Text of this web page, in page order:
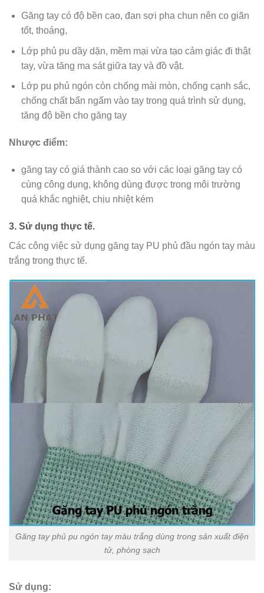
Găng tay có độ bền cao, đan sợi pha chun nên co giãn
tốt, thoáng,
Lớp phủ pu dầy dặn, mềm mại vừa tạo cảm giác đi thật
tay, vừa tăng ma sát giữa tay và đồ vật.
Lớp pu phủ ngón còn chống mài mòn, chống cạnh sắc,
chống chất bẩn ngấm vào tay trong quá trình sử dụng,
tăng độ bền cho găng tay
Nhược điểm:
găng tay có giá thành cao so với các loại găng tay có
cùng công dụng, không dùng được trong môi trường
quá khắc nghiệt, chịu nhiệt kém
3. Sử dụng thực tế.
Các công việc sử dụng găng tay PU phủ đầu ngón tay màu
trắng trong thực tế.
Găng tay phủ pu ngón tay màu trắng dùng trong sản xuất điện
tử, phòng sạch
Sử dụng: